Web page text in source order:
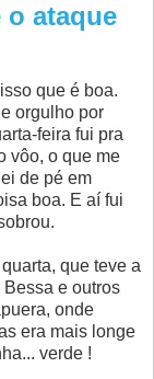
o ataque
que é boa.
orgulho por
feira fui pra
vôo, o que me
de pé em
boa. E aí fui
que teve a
e outros
onde
era mais longe
verde !